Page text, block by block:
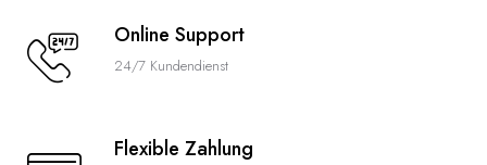
Online Support
24/7 Kundendienst
Flexible Zahlung